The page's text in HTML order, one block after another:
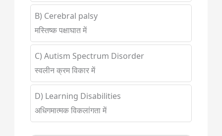
B) Cerebral palsy
मस्तिष्क पक्षाघात में
C) Autism Spectrum Disorder
स्वलीन क्रम विकार में
D) Learning Disabilities
अधिगमात्मक विकलांगता में